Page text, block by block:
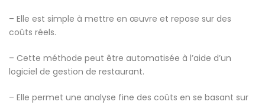
– Elle est simple à mettre en œuvre et repose sur des
coûts réels.
– Cette méthode peut être automatisée à l’aide d’un
logiciel de gestion de restaurant.
– Elle permet une analyse fine des coûts en se basant sur